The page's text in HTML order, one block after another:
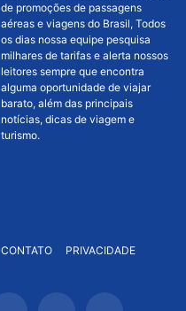
de promoções de passagens
aéreas e viagens do Brasil, Todos
os dias nossa equipe pesquisa
milhares de tarifas e alerta nossos
leitores sempre que encontra
alguma oportunidade de viajar
barato, além das principais
notícias, dicas de viagem e
turismo.
CONTATO PRIVACIDADE